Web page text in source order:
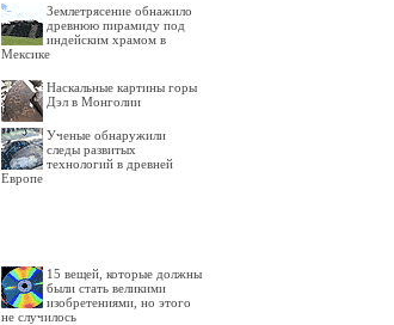
Землетрясение обнажило
древнюю пирамиду под
индейским храмом в
Мексике
Наскальные картины горы
Дэл в Монголии
Ученые обнаружили
следы развитых
технологий в древней
Европе
15 вещей, которые должны
были стать великими
изобретениями, но этого
не случилось